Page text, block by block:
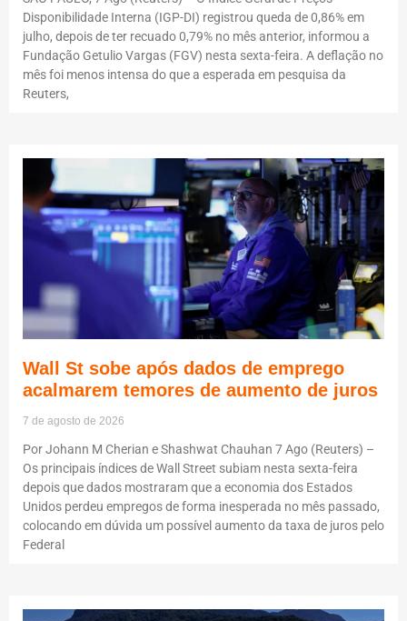
Disponibilidade Interna (IGP-DI) registrou queda de 0,86% em
julho, depois de ter recuado 0,79% no mês anterior, informou a
Fundação Getulio Vargas (FGV) nesta sexta-feira. A deflação no
mês foi menos intensa do que a esperada em pesquisa da
Reuters,
Wall St sobe após dados de emprego
acalmarem temores de aumento de juros
7 de agosto de 2026
Por Johann M Cherian e Shashwat Chauhan 7 Ago (Reuters) –
Os principais índices de Wall Street subiam nesta sexta-feira
depois que dados mostraram que a economia dos Estados
Unidos perdeu empregos de forma inesperada no mês passado,
colocando em dúvida um possível aumento da taxa de juros pelo
Federal